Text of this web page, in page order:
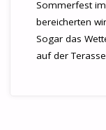
Sommerfest
bereicherten
Sogar das
auf der